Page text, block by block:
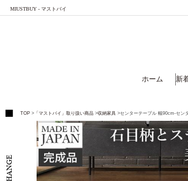
MIUSTBUY - マストバイ
ホーム 新
TOP > 「マストバイ」取り扱い商品 >収納家具 >センターテーブル 幅90cm-セン